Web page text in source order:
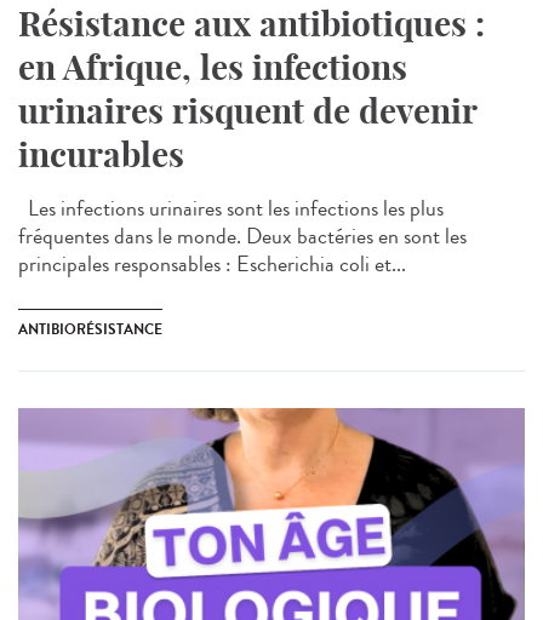
Résistance aux antibiotiques :
en Afrique, les infections
urinaires risquent de devenir
incurables
Les infections urinaires sont les infections les plus
fréquentes dans le monde. Deux bactéries en sont les
principales responsables : Escherichia coli et...
ANTIBIORÉSISTANCE